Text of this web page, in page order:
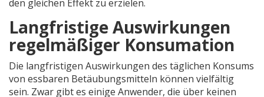
den gleichen Effekt zu erzielen.
Langfristige Auswirkungen
regelmäßiger Konsumation
Die langfristigen Auswirkungen des täglichen Konsums
von essbaren Betäubungsmitteln können vielfältig
sein. Zwar gibt es einige Anwender, die über keinen